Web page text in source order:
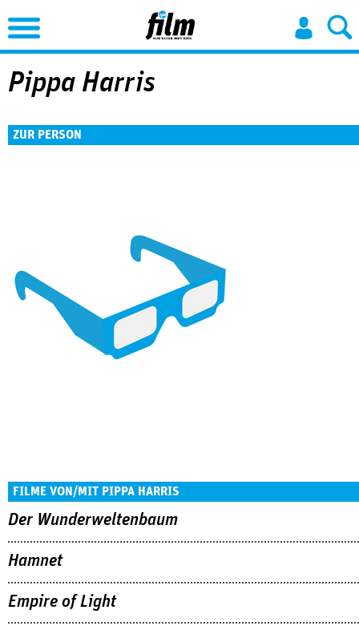
Jump to Navigation
Pippa Harris
ZUR PERSON
FILME VON/MIT PIPPA HARRIS
Der Wunderweltenbaum
Hamnet
Empire of Light